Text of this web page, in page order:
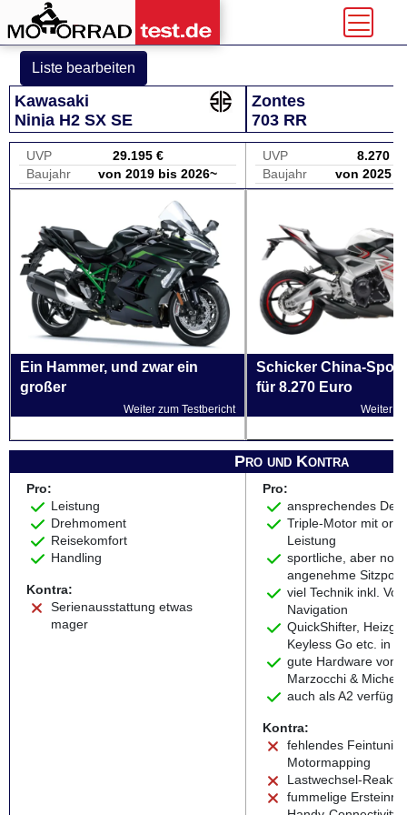
Liste bearbeiten
Kawasaki
Ninja H2 SX SE
Zontes
703 RR
UVP
29.195 €
Baujahr
von 2019 bis 2026~
UVP
8.270 €
Baujahr
von 2025
Ein Hammer, und zwar ein
großer
Weiter zum Testbericht
Schicker China-Sport
für 8.270 Euro
Weiter
Pro und Kontra
Pro:
Leistung
Drehmoment
Reisekomfort
Handling
Kontra:
Serienausstattung etwas
mager
Pro:
ansprechendes
Triple-Motor mit
Leistung
sportliche, aber
angenehme
viel Technik inkl.
Navigation
QuickShifter,
Keyless Go etc. in
gute Hardware von
Marzocchi &
auch als A2
Kontra:
fehlendes
Motormapping
Lastwechsel-
fummelige